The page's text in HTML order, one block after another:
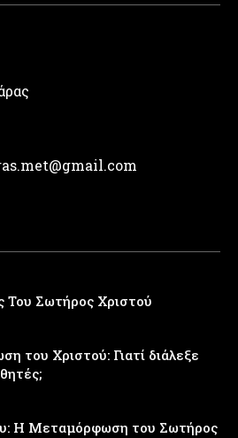
Σωτήρος Χριστού
του Χριστού: Γιατί διάλεξε
Η Μεταμόρφωση του Σωτήρος